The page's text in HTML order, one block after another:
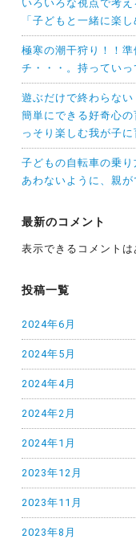
いろいろな視点で考
「子どもと一緒に楽
極寒の潮干狩り！！
チ・・・。持っていっ
遊ぶだけで終わらな
簡単にできる好奇心
っそり楽しむ我が子に
子どもの自転車の乗
あわないように、親が
最新のコメント
表示できるコメントは
投稿一覧
2024年6月
2024年5月
2024年4月
2024年2月
2024年1月
2023年12月
2023年11月
2023年8月